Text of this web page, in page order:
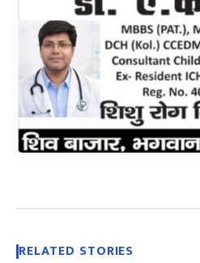
RELATED STORIES